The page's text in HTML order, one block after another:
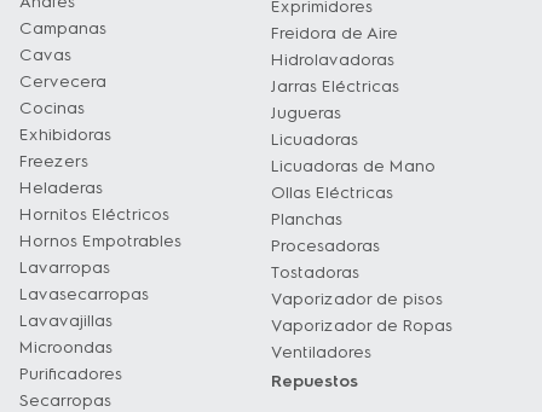
Campanas
Cavas
Cervecera
Cocinas
Exhibidoras
Freezers
Heladeras
Hornitos Eléctricos
Hornos Empotrables
Lavarropas
Lavasecarropas
Lavavajillas
Microondas
Purificadores
Secarropas
Exprimidores
Freidora de Aire
Hidrolavadoras
Jarras Eléctricas
Jugueras
Licuadoras
Licuadoras de Mano
Ollas Eléctricas
Planchas
Procesadoras
Tostadoras
Vaporizador de pisos
Vaporizador de Ropas
Ventiladores
Repuestos